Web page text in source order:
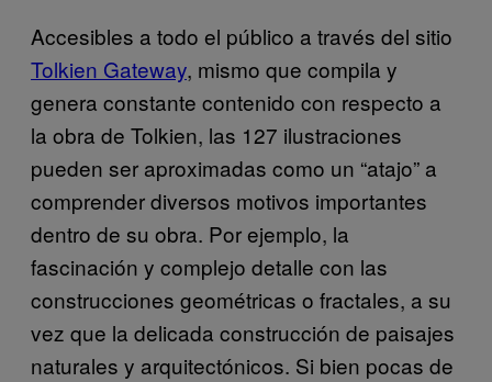
Accesibles a todo el público a través del sitio
Tolkien Gateway, mismo que compila y
genera constante contenido con respecto a
la obra de Tolkien, las 127 ilustraciones
pueden ser aproximadas como un “atajo” a
comprender diversos motivos importantes
dentro de su obra. Por ejemplo, la
fascinación y complejo detalle con las
construcciones geométricas o fractales, a su
vez que la delicada construcción de paisajes
naturales y arquitectónicos. Si bien pocas de